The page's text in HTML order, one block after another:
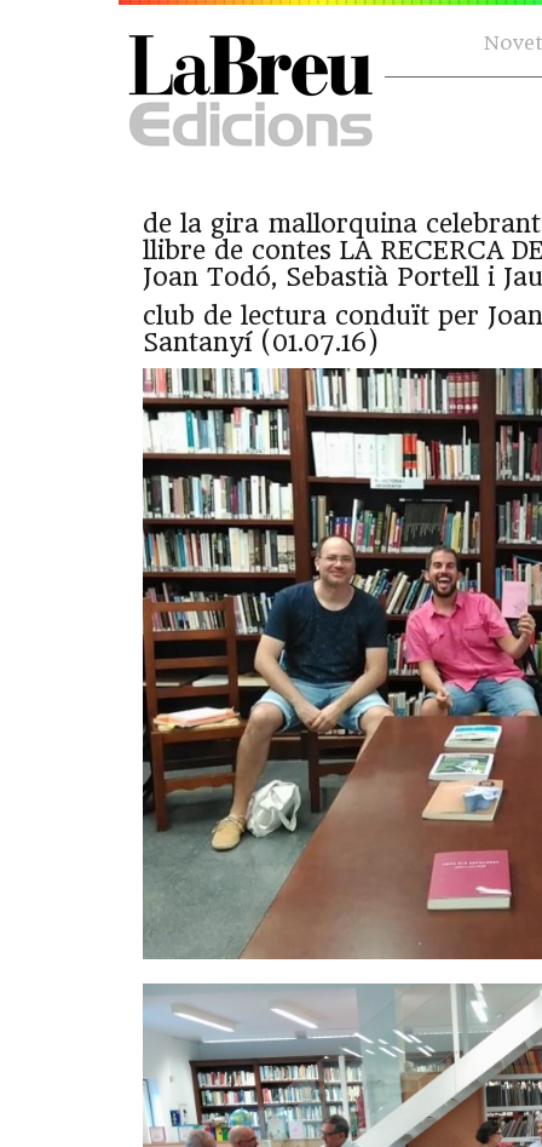
de la gira mallorquina
llibre de contes LA RECERCA
Joan Todó, Sebastià Portell i
club de lectura conduït per
Santanyí (01.07.16)